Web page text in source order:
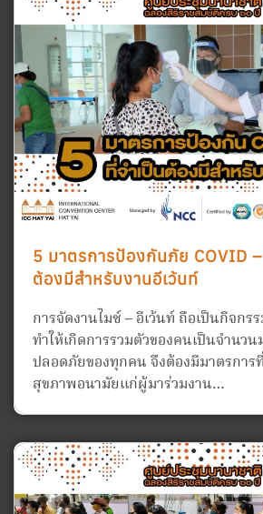
5 มาตรการป้องกันภัย COVID
ต้องมีสำหรับงานอีเว้นท์
การจัดงานไมซ์ – อีเว้นท์ ถือเป็นกิจก
ทำให้เกิดการรวมตัวของคนเป็นจำนว
ปลอดภัยของทุกคน จึงต้องมีมาตรการ
สุขภาพอนามัยแก่ผู้มาร่วมงาน…